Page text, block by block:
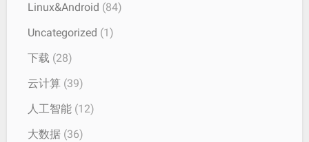
Linux&Android (84)
Uncategorized (1)
下载 (28)
云计算 (39)
人工智能 (12)
大数据 (36)